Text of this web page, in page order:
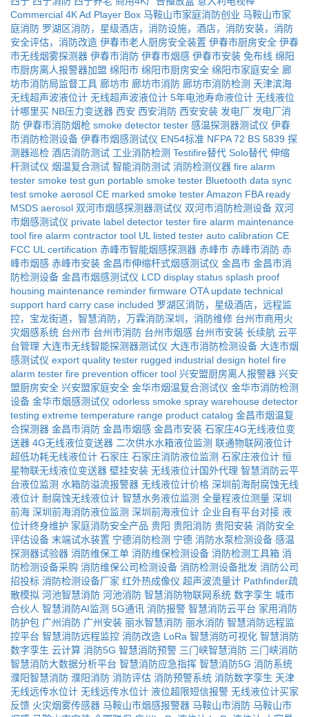
Commercial 4K Ad Player Box 马鞍山市家庭消防创业 马鞍山市家
庭消防 罗湖区消防，星级酒店，消防设施，酒店，消防安装，消防
安全评估，消防改造 伊春市老人厨房安全装置 伊春市厨房安全 伊春
市无线烟雾探测器 伊春市消防 伊春市烟感 伊春市安装 免布线 绵阳
市厨房离人报警器加盟 绵阳市 绵阳市厨房安全 绵阳市家庭安全 廊
坊市消防局监督工具 廊坊市 廊坊市消防 廊坊市消防检测 天津滨海
无线超声波液位计 无线超声波液位计 5年电池寿命液位计 无线液位
计哪里买 NB压力变送器 西安 西安消防 西安安装 发电厂 发电厂消
防 伊春市消防烟枪 smoke detector tester 感温探测器测试仪 伊春
市消防检测设备 伊春市烟感测试仪 EN54标准 NFPA 72 BS 5839 探
测器巡检 酒店消防测试 工业消防检测 Testifire替代 Solo替代 伸缩
杆测试仪 烟温复合测试 智能消防测试 消防检测仪器 fire alarm
tester smoke test gun portable smoke tester Bluetooth data sync
test smoke aerosol CE marked smoke testerAmazon FBA ready
MSDS aerosol 双河市烟感探测器测试仪 双河市消防检测设备 双河
市烟感测试仪 private label detector tester fire alarm maintenance
tool fire alarm contractor tool UL listed tester auto calibration CE
FCC UL certification 赤峰市智能烟感探测器 赤峰市 赤峰市消防 赤
峰市烟感 赤峰市安装 金昌市伸缩杆式烟感测试仪 金昌市 金昌市消
防检测设备 金昌市烟感测试仪 LCD display status splash proof
housing maintenance reminder firmware OTA update technical
support hard carry case included 罗湖区消防，星级酒店，远程监
控，宝龙街道，智慧消防，万霖消防深圳，消防维修 台州市商用火
灾烟感系统 台州市 台州市消防 台州市烟感 台州市安装 长续航 云平
台管理 大连市无线智能探测器测试仪 大连市消防检测设备 大连市烟
感测试仪 export quality tester rugged industrial design hotel fire
alarm tester fire prevention officer tool 兴安盟厨房离人报警器 兴安
盟厨房安全 兴安盟家庭安全 金华市烟温复合测试仪 金华市消防检测
设备 金华市烟感测试仪 odorless smoke spray warehouse detector
testing extreme temperature range product catalog 金昌市烟温复
合探测器 金昌市消防 金昌市烟感 金昌市安装 石家庄4G无线液位变
送器 4G无线液位变送器 二次供水水箱液位监测 联通物联网液位计
超低功耗无线液位计 石家庄 石家庄消防液位监测 石家庄液位计 恒
星物联无线液位变送器 壁挂安装 无线液位计国外代理 智慧消防云平
台液位监测 水箱防溢流报警器 无线液位计价格 深圳前海耐腐蚀无线
液位计 耐腐蚀无线液位计 智慧水务液位监测 全量程液位测量 深圳
前海 深圳前海消防液位监测 深圳前海液位计 企业自有平台对接 液
位计终身维护 家庭消防安全产品 贵阳 贵阳消防 贵阳安装 消防安全
评估设备 末端试水装置 宁德消防检测 宁德 消防水泵检测设备 感温
探测器试验器 消防维保工单 消防维保检测设备 消防检测工具箱 消
防检测设备采购 消防维保公司检测设备 消防检测设备批发 消防公司
招投标 消防检测设备厂家 红外热成像仪 超声波流量计 Pathfinder疏
散模拟 河池智慧消防 河池消防 智慧消防物联网系统 数字孪生 城市
合伙人 智慧消防AI监测 5G通讯 消防报警 智慧消防云平台 家用消防
防护包 广州消防 广州安装 丽水智慧消防 丽水消防 智慧消防远程监
控平台 智慧消防远程监控 消防改造 LoRa 智慧消防可视化 智慧消防
数字孪生 云计算 消防5G 智慧消防预警 三门峡智慧消防 三门峡消防
智慧消防大数据分析平台 智慧消防应急指挥 智慧消防5G 消防系统
濮阳智慧消防 濮阳消防 消防评估 消防预警系统 消防数字孪生 天津
无线远传水位计 无线远传水位计 液位超限短信报警 无线液位计买家
反馈 火灾烟雾传感器 马鞍山市烟感报警器 马鞍山市消防 马鞍山市